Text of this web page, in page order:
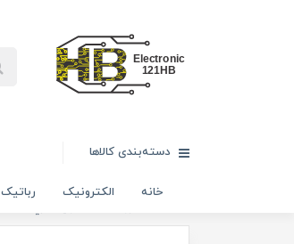
دسته‌بندی کالاها
خانه الکترونیک رباتیک